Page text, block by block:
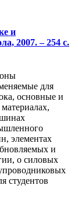
и
2007. – 254 с.
для
основные и
элементах
и
о силовых
студентов